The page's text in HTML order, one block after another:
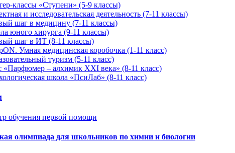
классы «Ступени» (5-9 классы)
и исследовательская деятельность (7-11 классы)
шаг в медицину (7-11 классы)
юного хирурга (9-11 классы)
шаг в ИТ (8-11 классы)
Умная медицинская коробочка (1-11 класс)
туризм (5-11 класс)
«Парфюмер – алхимик XXI века» (8-11 класс)
школа «ПсиЛаб» (8-11 класс)
обучения первой помощи
олимпиада для школьников по химии и биологии